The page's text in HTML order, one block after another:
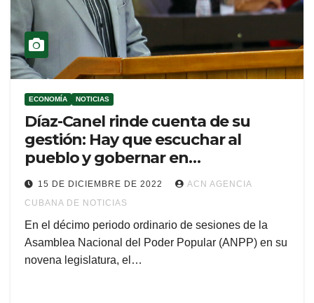
ECONOMÍA NOTICIAS
Díaz-Canel rinde cuenta de su
gestión: Hay que escuchar al
pueblo y gobernar en
consecuencia
15 DE DICIEMBRE DE 2022
ACN AGENCIA
CUBANA DE NOTICIAS
En el décimo periodo ordinario de sesiones de la
Asamblea Nacional del Poder Popular (ANPP) en su
novena legislatura, el…